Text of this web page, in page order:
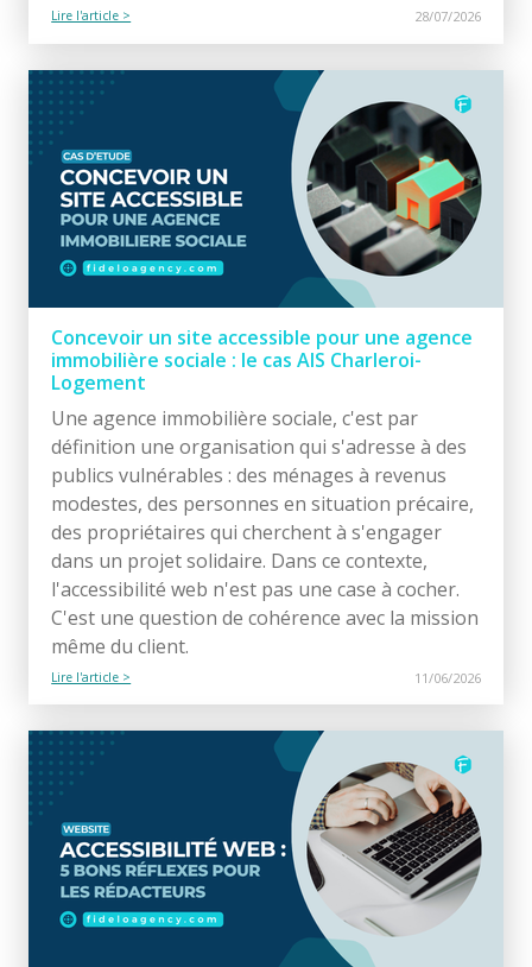
Lire l'article > 28/07/2026
Concevoir un site accessible pour une agence
immobilière sociale : le cas AIS Charleroi-
Logement
Une agence immobilière sociale, c'est par
définition une organisation qui s'adresse à des
publics vulnérables : des ménages à revenus
modestes, des personnes en situation précaire,
des propriétaires qui cherchent à s'engager
dans un projet solidaire. Dans ce contexte,
l'accessibilité web n'est pas une case à cocher.
C'est une question de cohérence avec la mission
même du client.
Lire l'article > 11/06/2026